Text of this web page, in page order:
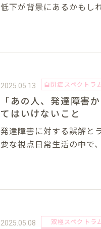
低下が背景にあるかもし
で、ミスや物忘れが目
2025.05.13 自閉症スペクトラ
「あの人、発達障害
てはいけないこと
発達障害に対する誤解と
要な視点日常生活の中で
との関わりに戸惑いを
2025.05.08 双極スペクトラ